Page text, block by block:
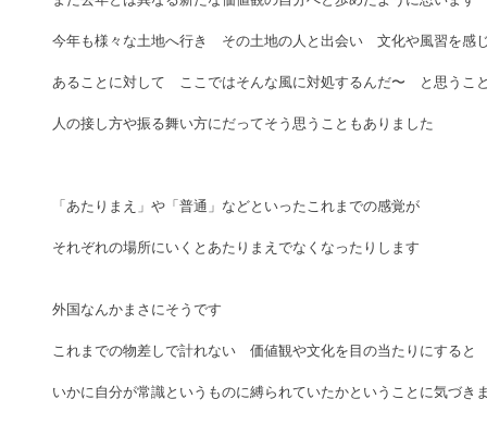
今年も様々な土地へ行き　その土地の人と出会い　文化や風習を感
あることに対して　ここではそんな風に対処するんだ〜　と思うこ
人の接し方や振る舞い方にだってそう思うこともありました
「あたりまえ」や「普通」などといったこれまでの感覚が
それぞれの場所にいくとあたりまえでなくなったりします
外国なんかまさにそうです
これまでの物差しで計れない　価値観や文化を目の当たりにすると
いかに自分が常識というものに縛られていたかということに気づき